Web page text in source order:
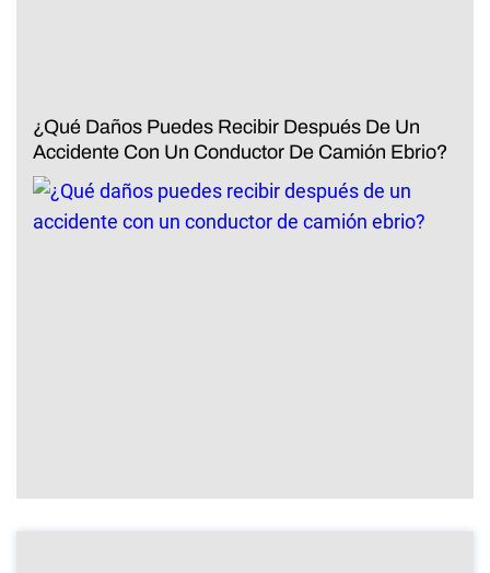
¿Qué Daños Puedes Recibir Después De Un
Accidente Con Un Conductor De Camión Ebrio?